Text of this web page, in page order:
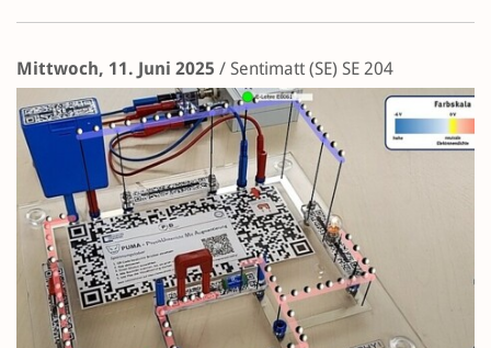
Mittwoch, 11. Juni 2025 / Sentimatt (SE) SE 204